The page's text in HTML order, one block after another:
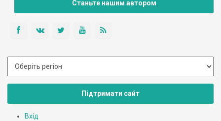
Станьте нашим автором
Підтримати сайт
Вхід